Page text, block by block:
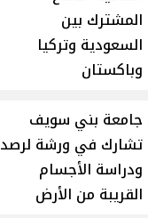
المشترك بين
السعودية وتركيا
وباكستان
جامعة بني سويف
تشارك في ورشة لرصد
ودراسة الأجسام
القريبة من الأرض